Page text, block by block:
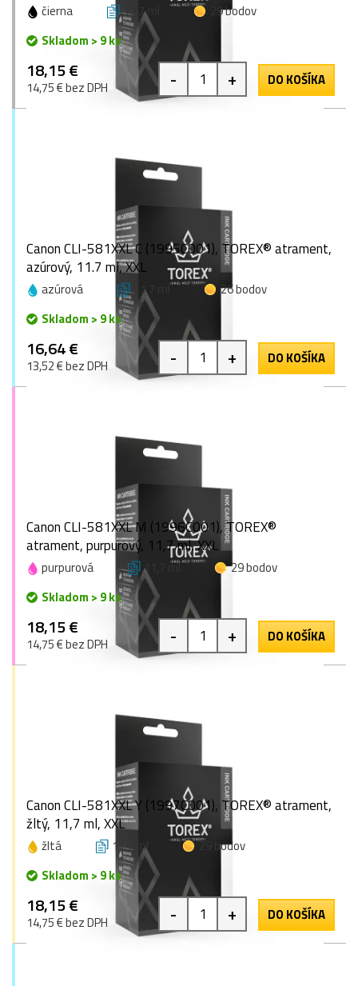
čierna 11,7 ml
29 bodov
Skladom > 9 ks
18,15 €
14,75 € bez DPH - + DO KOŠÍKA
Canon CLI-581XXL C (1995C001), TOREX® atrament,
azúrový, 11.7 ml, XXL
azúrová 11.7 ml
26 bodov
Skladom > 9 ks
16,64 €
13,52 € bez DPH - + DO KOŠÍKA
Canon CLI-581XXL M (1996C001), TOREX®
atrament, purpurový, 11,7 ml, XXL
purpurová 11,7 ml
29 bodov
Skladom > 9 ks
18,15 €
14,75 € bez DPH - + DO KOŠÍKA
Canon CLI-581XXL Y (1997C001), TOREX® atrament,
žltý, 11,7 ml, XXL
žltá 11,7 ml
29 bodov
Skladom > 9 ks
18,15 €
14,75 € bez DPH - + DO KOŠÍKA